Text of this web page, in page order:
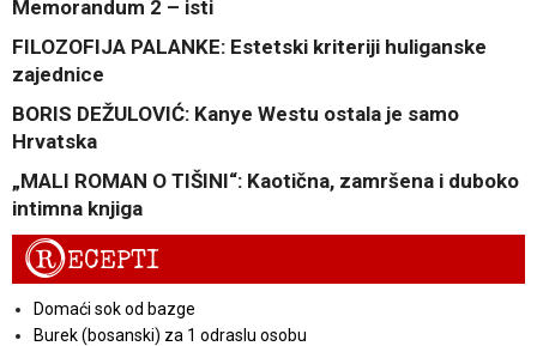
Memorandum 2 – isti
FILOZOFIJA PALANKE: Estetski kriteriji huliganske
zajednice
BORIS DEŽULOVIĆ: Kanye Westu ostala je samo
Hrvatska
„MALI ROMAN O TIŠINI“: Kaotična, zamršena i duboko
intimna knjiga
RECEPTI
Domaći sok od bazge
Burek (bosanski) za 1 odraslu osobu